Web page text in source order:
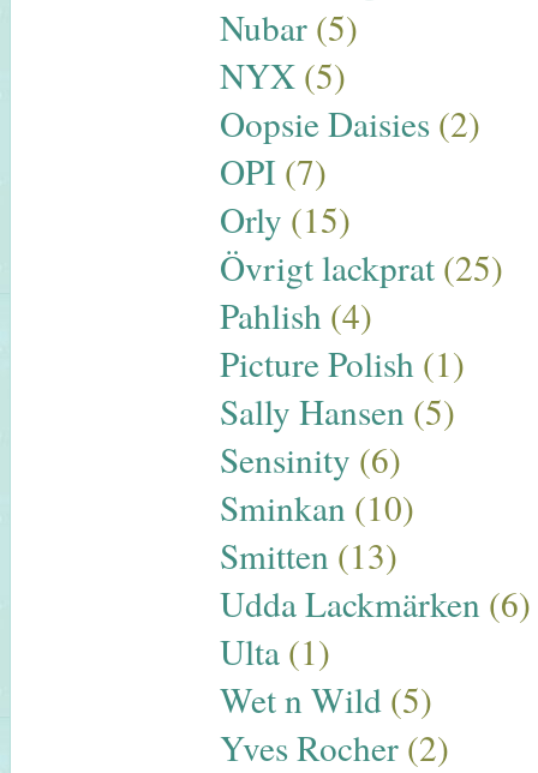
Nubar (5)
NYX (5)
Oopsie Daisies (2)
OPI (7)
Orly (15)
Övrigt lackprat (25)
Pahlish (4)
Picture Polish (1)
Sally Hansen (5)
Sensinity (6)
Sminkan (10)
Smitten (13)
Udda Lackmärken (6)
Ulta (1)
Wet n Wild (5)
Yves Rocher (2)